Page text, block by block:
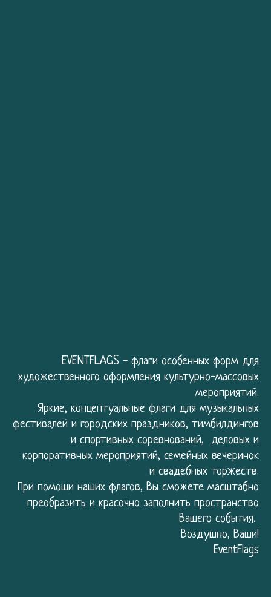
EVENTFLAGS - флаги особенных форм для
художественного оформления культурно-массовых
мероприятий.
Яркие, концептуальные флаги для музыкальных
фестивалей и городских праздников, тимбилдингов
и спортивных соревнований, деловых и
корпоративных мероприятий, семейных вечеринок
и свадебных торжеств.
При помощи наших флагов, Вы сможете масштабно
преобразить и красочно заполнить пространство
Вашего события.
Воздушно, Ваши!
EventFlags